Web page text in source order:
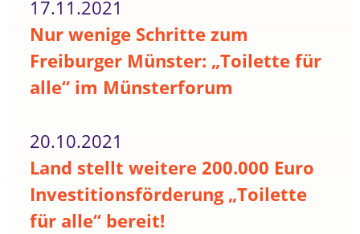
17.11.2021
Nur wenige Schritte zum
Freiburger Münster: „Toilette für
alle“ im Münsterforum
20.10.2021
Land stellt weitere 200.000 Euro
Investitionsförderung „Toilette
für alle“ bereit!